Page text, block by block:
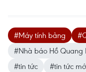
#Máy tính bảng
#Nhà báo Hồ Quang
#tin tức
#tin tức